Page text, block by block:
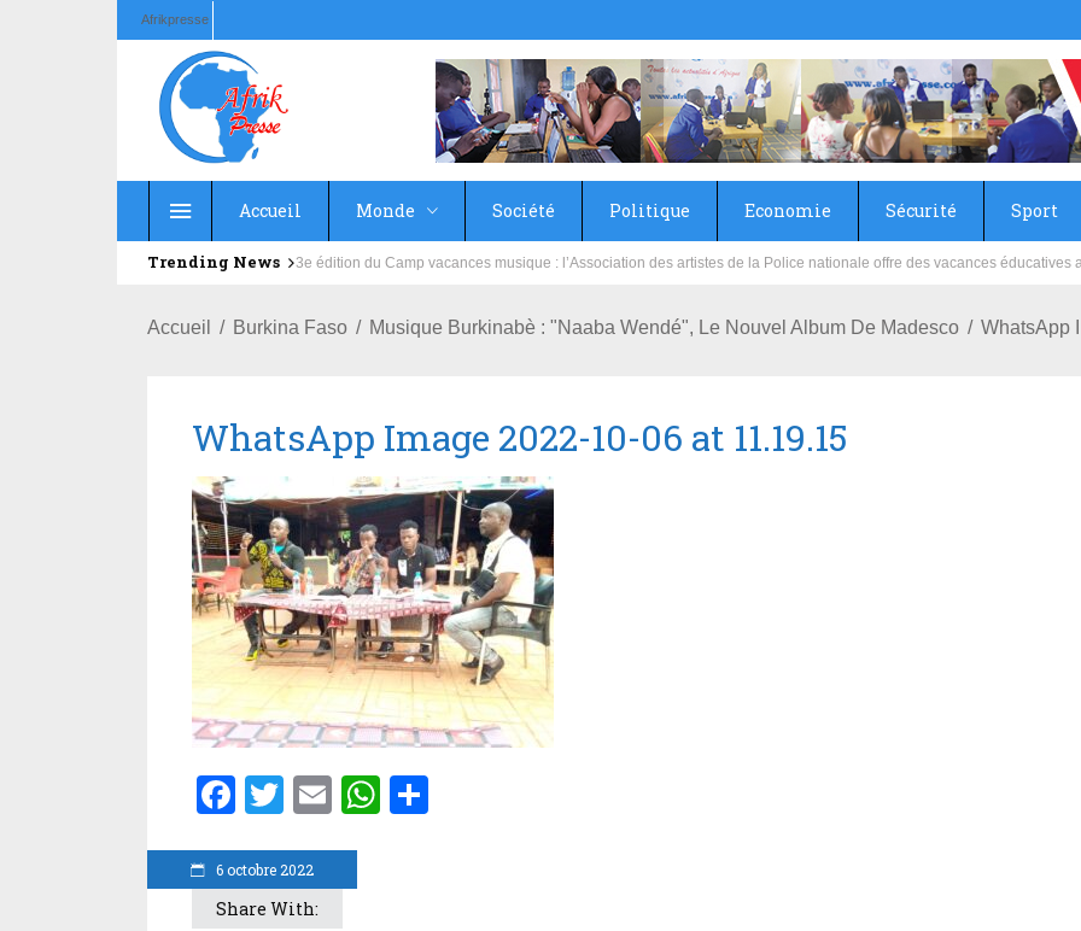
Afrikpresse
Accueil Monde Société Politique Economie Sécurité Sport
Trending News Education : la fédération de la Russie rénove les écoles primaire et collège du Camp Général Aboubacar Sangoulé
Accueil Burkina Faso Musique Burkinabè : "Naaba Wendé", Le Nouvel Album De Madesco WhatsApp
6 octobre 2022
WhatsApp Image 2022-10-06 at 11.19.15
Facebook
Twitter
EmailWhatsApp
Share With: